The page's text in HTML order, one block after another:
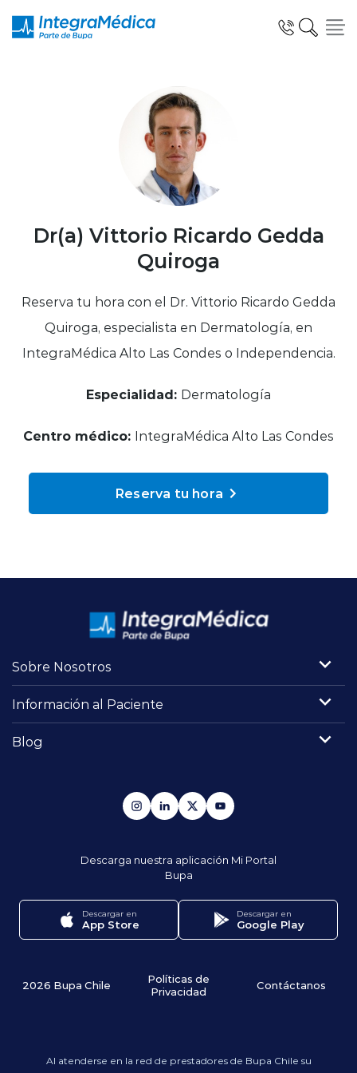
Especialidades y Servicios
Telemedicina Blua
Clínicas Dentales
Planes y Convenios
Pacientes Fonasa
Reserva de Horas
Dr(a) Vittorio Ricardo Gedda
Quiroga
Reserva tu hora con el Dr. Vittorio Ricardo Gedda
Quiroga, especialista en Dermatología, en
IntegraMédica Alto Las Condes o Independencia.
Especialidad: Dermatología
Centro médico: IntegraMédica Alto Las Condes
Reserva tu hora
Sobre Nosotros
Información al Paciente
Blog
Descarga nuestra aplicación Mi Portal
Bupa
Descargar en
App Store
Descargar en
Google Play
2026 Bupa Chile
Políticas de
Privacidad
Contáctanos
Al atenderse en la red de prestadores de Bupa Chile su